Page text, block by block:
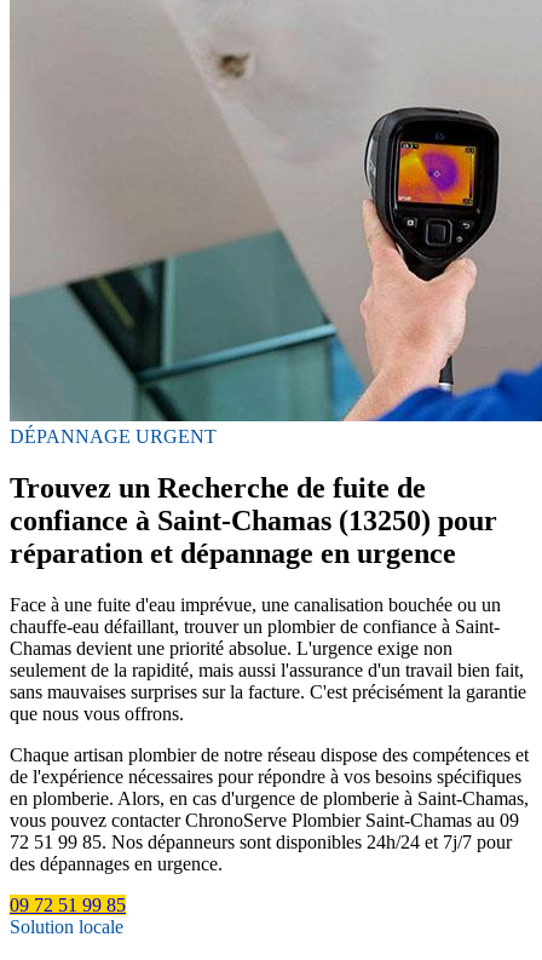
DÉPANNAGE URGENT
Trouvez un Recherche de fuite de
confiance à Saint-Chamas (13250) pour
réparation et dépannage en urgence
Face à une fuite d'eau imprévue, une canalisation bouchée ou un
chauffe-eau défaillant, trouver un plombier de confiance à Saint-
Chamas devient une priorité absolue. L'urgence exige non
seulement de la rapidité, mais aussi l'assurance d'un travail bien fait,
sans mauvaises surprises sur la facture. C'est précisément la garantie
que nous vous offrons.
Chaque artisan plombier de notre réseau dispose des compétences et
de l'expérience nécessaires pour répondre à vos besoins spécifiques
en plomberie. Alors, en cas d'urgence de plomberie à Saint-Chamas,
vous pouvez contacter ChronoServe Plombier Saint-Chamas au 09
72 51 99 85. Nos dépanneurs sont disponibles 24h/24 et 7j/7 pour
des dépannages en urgence.
09 72 51 99 85
Solution locale